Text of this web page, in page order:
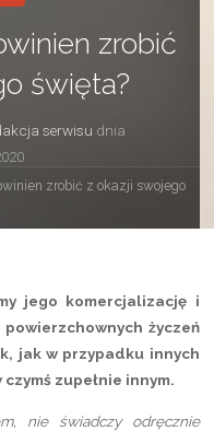
zrobić
święta?
serwisu dnia
zrobić z okazji swojego
jego komercjalizację i
życzeń
jak w przypadku innych
zupełnie innym.
nie świadczy odręcznie